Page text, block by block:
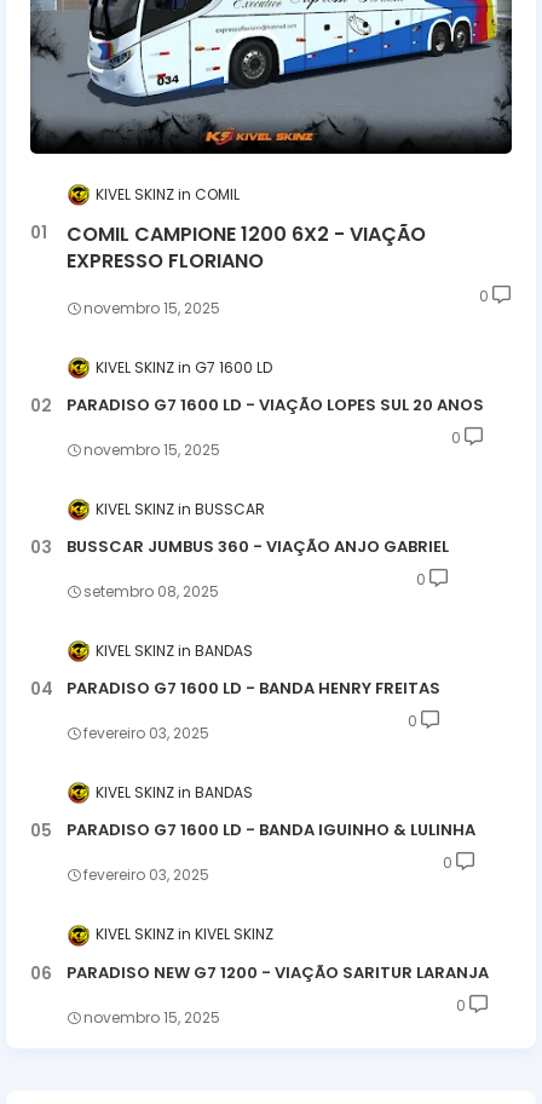
KIVEL SKINZ COMIL
COMIL CAMPIONE 1200 6X2 - VIAÇÃO
EXPRESSO FLORIANO
novembro 15, 2025
0
KIVEL SKINZ G7 1600 LD
PARADISO G7 1600 LD - VIAÇÃO LOPES SUL 20 ANOS
novembro 15, 2025
0
KIVEL SKINZ BUSSCAR
BUSSCAR JUMBUS 360 - VIAÇÃO ANJO GABRIEL
setembro 08, 2025
0
KIVEL SKINZ BANDAS
PARADISO G7 1600 LD - BANDA HENRY FREITAS
fevereiro 03, 2025
0
KIVEL SKINZ BANDAS
PARADISO G7 1600 LD - BANDA IGUINHO & LULINHA
fevereiro 03, 2025
0
KIVEL SKINZ KIVEL SKINZ
PARADISO NEW G7 1200 - VIAÇÃO SARITUR LARANJA
novembro 15, 2025
0